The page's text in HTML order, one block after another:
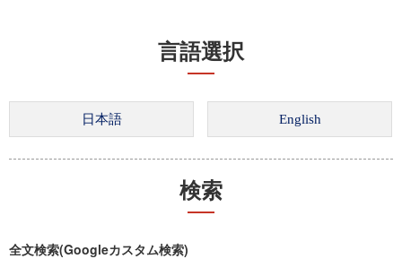
言語選択
検索
全文検索(Googleカスタム検索)